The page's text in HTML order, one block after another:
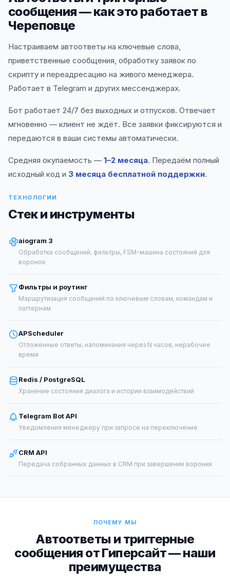
сообщения — как это работает в
Череповце
Настраиваем автоответы на ключевые слова,
приветственные сообщения, обработку заявок по
скрипту и переадресацию на живого менеджера.
Работает в Telegram и других мессенджерах.
Бот работает 24/7 без выходных и отпусков. Отвечает
мгновенно — клиент не ждёт. Все заявки фиксируются и
передаются в ваши системы автоматически.
Средняя окупаемость — 1–2 месяца. Передаём полный
исходный код и 3 месяца бесплатной поддержки.
ТЕХНОЛОГИИ
Стек и инструменты
aiogram 3
Обработка сообщений, фильтры, FSM-машина состояний для
воронок
Фильтры и роутинг
Маршрутизация сообщений по ключевым словам, командам и
паттернам
APScheduler
Отложенные ответы, напоминания через N часов, нерабочее
время
Redis / PostgreSQL
Хранение состояния диалога и истории взаимодействий
Telegram Bot API
Уведомления менеджеру при запросе на переключение
CRM API
Передача собранных данных в CRM при завершении воронки
ПОЧЕМУ МЫ
Автоответы и триггерные
сообщения от Гиперсайт — наши
преимущества